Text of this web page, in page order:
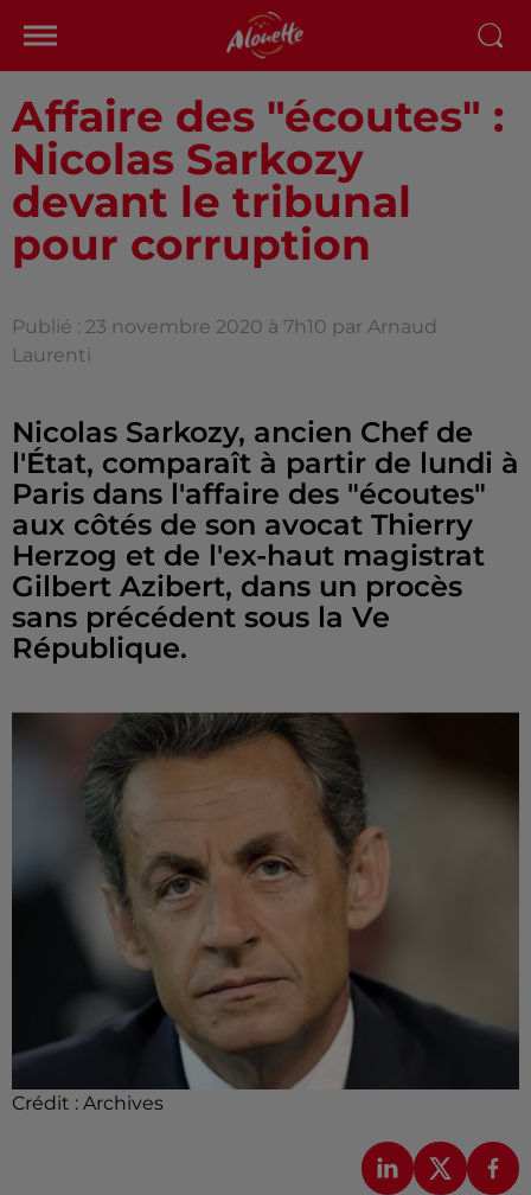
Affaire des "écoutes" :
Nicolas Sarkozy
devant le tribunal
pour corruption
Publié : 23 novembre 2020 à 7h10 par Arnaud
Laurenti
Nicolas Sarkozy, ancien Chef de
l'État, comparaît à partir de lundi à
Paris dans l'affaire des "écoutes"
aux côtés de son avocat Thierry
Herzog et de l'ex-haut magistrat
Gilbert Azibert, dans un procès
sans précédent sous la Ve
République.
Crédit : Archives